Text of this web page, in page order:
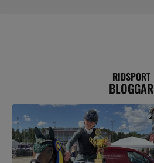
RIDSPORT
BLOGGAR